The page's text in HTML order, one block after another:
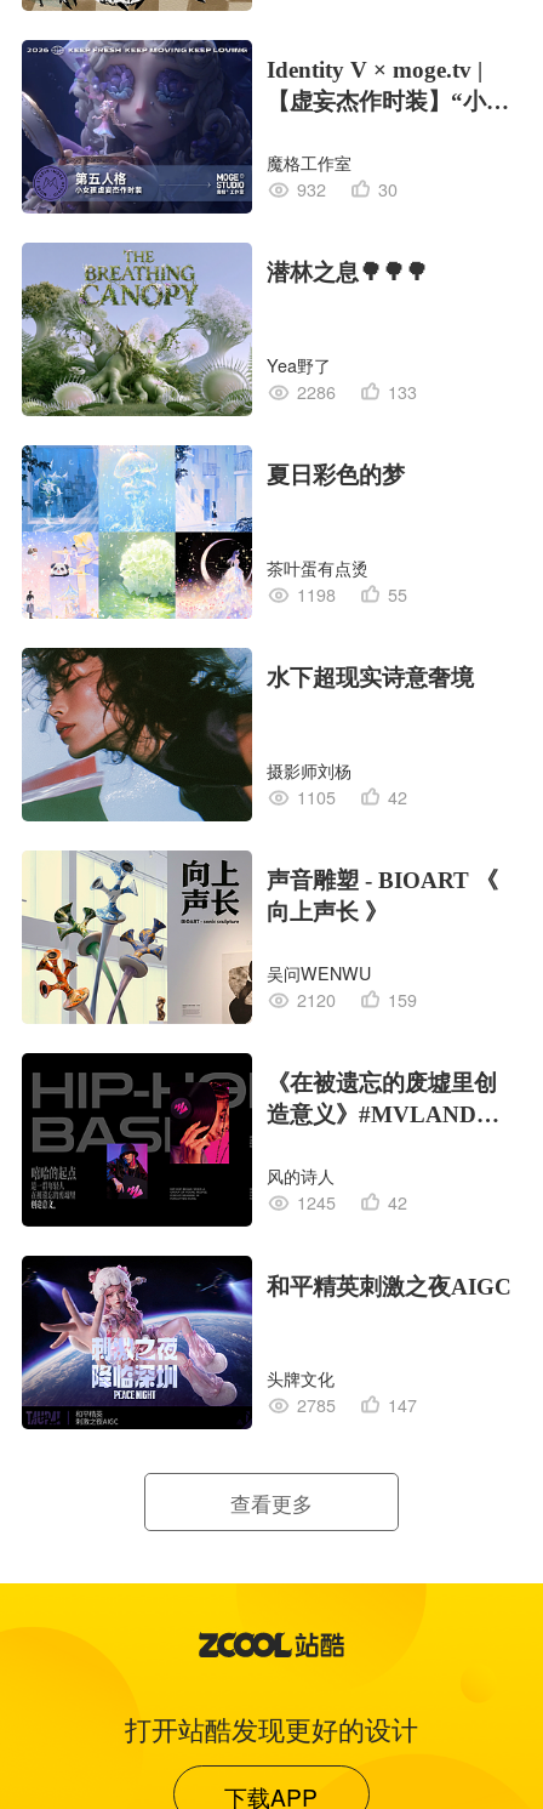
Identity V × moge.tv |
【虚妄杰作时装】“小女
魔格工作室
932
30
潜林之息🌳🌳🌳
Yea野了
2286
133
夏日彩色的梦
茶叶蛋有点烫
1198
55
水下超现实诗意奢境
摄影师刘杨
1105
42
声音雕塑 - BIOART 《
向上声长 》
吴问WENWU
2120
159
《在被遗忘的废墟里创
造意义》#MVLAND嘻
风的诗人
1245
42
和平精英刺激之夜AIGC
头牌文化
2785
147
查看更多
打开站酷发现更好的设计
下载APP